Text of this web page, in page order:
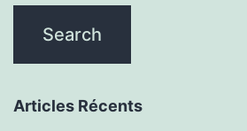
Articles Récents